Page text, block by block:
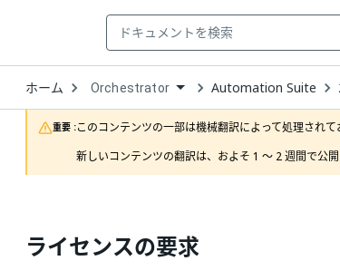
ホーム Open
Dropdown
to
choose
product
Orchestrator Automation Suite
重要 :このコンテンツの一部は機械翻訳によって処理され
新しいコンテンツの翻訳は、およそ 1 ～ 2 週間で公開
ライセンスの要求